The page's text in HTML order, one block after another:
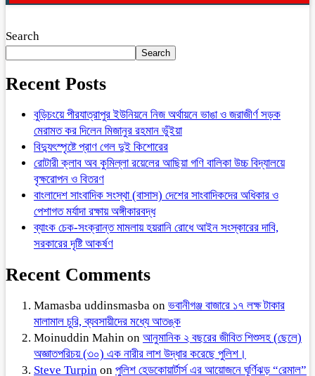
Search
Search
Recent Posts
বুড়িচংয়ে পীরযাত্রাপুর ইউনিয়নে নিজ অর্থায়নে ভাঙা ও জরাজীর্ণ সড়ক
মেরামত কর দিলেন মিজানুর রহমান ভুঁইয়া
বিদ্যুৎস্পৃষ্টে প্রাণ গেল দুই কিশোরের
রোটারী ক্লাব অব কুমিল্লা রয়েলের আছিয়া গণি বালিকা উচ্চ বিদ্যালয়ে
বৃক্ষরোপন ও বিতরণ
বাংলাদেশ সাংবাদিক সংস্থা (বাসাস) দেশের সাংবাদিকদের অধিকার ও
পেশাগত মর্যাদা রক্ষায় অঙ্গীকারবদ্ধ
ব্যাংক চেক-সংক্রান্ত মামলায় হয়রানি রোধে আইন সংস্কারের দাবি,
সরকারের দৃষ্টি আকর্ষণ
Recent Comments
Mamasba uddinsmasba on ভবানীগঞ্জ বাজারে ১৭ লক্ষ টাকার
মালামাল চুরি, ব্যবসায়ীদের মধ্যে আতঙ্ক
Moinuddin Mahin on আনুমানিক ২ বছরের জীবিত শিশুসহ (ছেলে)
অজ্ঞাতপরিচয় (৩০) এক নারীর লাশ উদ্ধার করেছে পুলিশ।
Steve Turpin on পুলিশ হেডকোয়ার্টার্স এর আয়োজনে ঘূর্ণিঝড় “রেমাল”